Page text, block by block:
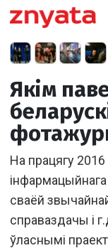
Якім
На працягу
інфармацыйнага
сваёй
справаздачы і
ўласнымі